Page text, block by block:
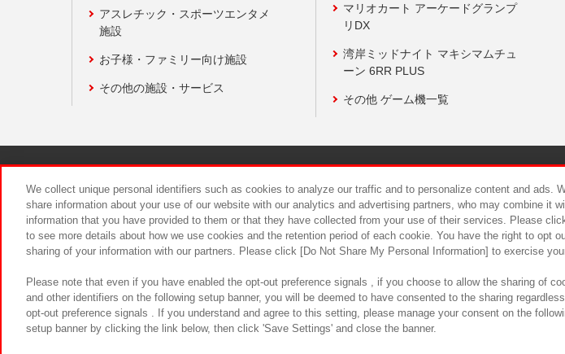
アスレチック・スポーツエンタメ
施設
お子様・ファミリー向け施設
その他の施設・サービス
マリオカート アーケードグランプ
リDX
湾岸ミッドナイト マキシマムチュ
ーン 6RR PLUS
その他 ゲーム機一覧
食品のご提供について カスタマーハラスメント
We collect unique personal identifiers such as cookies to analyze our traffic and to personalize content and ads.
share information about your use of our website with our analytics and advertising partners, who may combine it
information that you have provided to them or that they have collected from your use of their services. Please
to see more details about how we use cookies and the retention period of each cookie. You have the right to opt
sharing of your information with our partners. Please click [Do Not Share My Personal Information] to exercise
Please note that even if you have enabled the opt-out preference signals , if you choose to allow the sharing of
and other identifiers on the following setup banner, you will be deemed to have consented to the sharing
opt-out preference signals . If you understand and agree to this setting, please manage your consent on the
setup banner by clicking the link below, then click 'Save Settings' and close the banner.